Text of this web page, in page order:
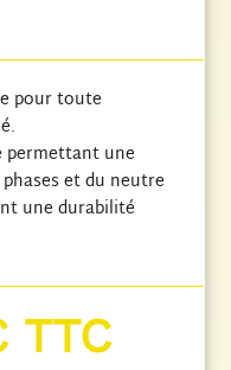
pour toute
une
et du neutre
une durabilité
TTC